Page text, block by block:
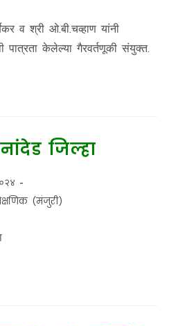
व श्री ओ.बी.चव्हाण यांनी
पात्रता केलेल्या गैरवर्तणूकी संयुक्त.
जिल्हा
(मंजुरी)